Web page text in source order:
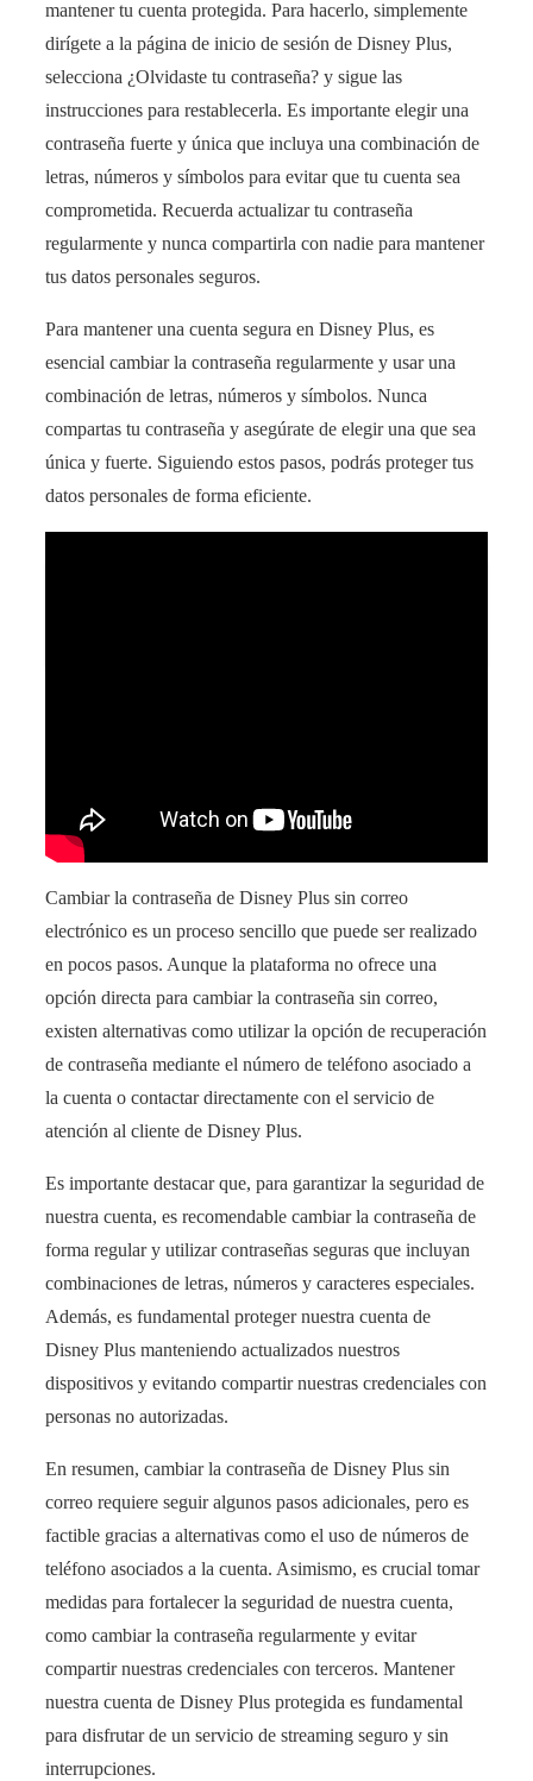
mantener tu cuenta protegida. Para hacerlo, simplemente
dirígete a la página de inicio de sesión de Disney Plus,
selecciona ¿Olvidaste tu contraseña? y sigue las
instrucciones para restablecerla. Es importante elegir una
contraseña fuerte y única que incluya una combinación de
letras, números y símbolos para evitar que tu cuenta sea
comprometida. Recuerda actualizar tu contraseña
regularmente y nunca compartirla con nadie para mantener
tus datos personales seguros.
Para mantener una cuenta segura en Disney Plus, es
esencial cambiar la contraseña regularmente y usar una
combinación de letras, números y símbolos. Nunca
compartas tu contraseña y asegúrate de elegir una que sea
única y fuerte. Siguiendo estos pasos, podrás proteger tus
datos personales de forma eficiente.
Cambiar la contraseña de Disney Plus sin correo
electrónico es un proceso sencillo que puede ser realizado
en pocos pasos. Aunque la plataforma no ofrece una
opción directa para cambiar la contraseña sin correo,
existen alternativas como utilizar la opción de recuperación
de contraseña mediante el número de teléfono asociado a
la cuenta o contactar directamente con el servicio de
atención al cliente de Disney Plus.
Es importante destacar que, para garantizar la seguridad de
nuestra cuenta, es recomendable cambiar la contraseña de
forma regular y utilizar contraseñas seguras que incluyan
combinaciones de letras, números y caracteres especiales.
Además, es fundamental proteger nuestra cuenta de
Disney Plus manteniendo actualizados nuestros
dispositivos y evitando compartir nuestras credenciales con
personas no autorizadas.
En resumen, cambiar la contraseña de Disney Plus sin
correo requiere seguir algunos pasos adicionales, pero es
factible gracias a alternativas como el uso de números de
teléfono asociados a la cuenta. Asimismo, es crucial tomar
medidas para fortalecer la seguridad de nuestra cuenta,
como cambiar la contraseña regularmente y evitar
compartir nuestras credenciales con terceros. Mantener
nuestra cuenta de Disney Plus protegida es fundamental
para disfrutar de un servicio de streaming seguro y sin
interrupciones.